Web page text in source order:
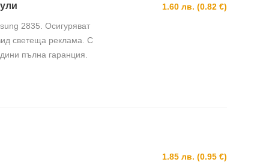
2835. Осигуряват
светеща реклама. С
пълна гаранция.
1.60 лв. (0.82 €)
1.85 лв. (0.95 €)